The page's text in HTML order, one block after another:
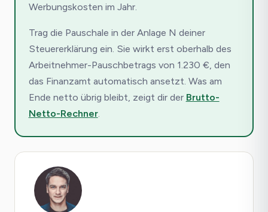
Werbungskosten im Jahr.
Trag die Pauschale in der Anlage N deiner
Steuererklärung ein. Sie wirkt erst oberhalb des
Arbeitnehmer-Pauschbetrags von 1.230 €, den
das Finanzamt automatisch ansetzt. Was am
Ende netto übrig bleibt, zeigt dir der Brutto-
Netto-Rechner.